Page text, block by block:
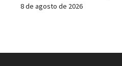
8 de agosto de 2026